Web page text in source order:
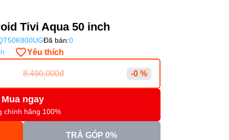
Tivi Aqua 50 inch
Đã bán:0
Yêu thích
8,490,000đ -0 %
Mua ngay
chính hãng 100%
TRẢ GÓP 0%